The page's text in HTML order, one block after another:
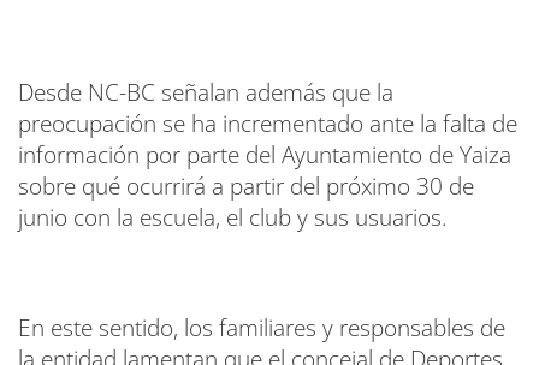
Desde NC-BC señalan además que la
preocupación se ha incrementado ante la falta de
información por parte del Ayuntamiento de Yaiza
sobre qué ocurrirá a partir del próximo 30 de
junio con la escuela, el club y sus usuarios.
En este sentido, los familiares y responsables de